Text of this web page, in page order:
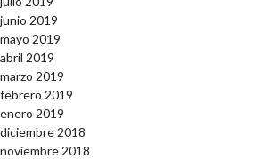
junio 2019
mayo 2019
abril 2019
marzo 2019
febrero 2019
enero 2019
diciembre 2018
noviembre 2018